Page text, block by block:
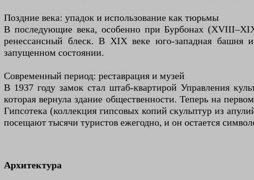
Поздние века: упадок и использование как тюрьмы
В последующие века, особенно при Бурбонах
ренессансный блеск. В XIX веке юго-западная башня
запущенном состоянии.
Современный период: реставрация и музей
В 1937 году замок стал штаб-квартирой Управления
которая вернула здание общественности. Теперь на
Гипсотека (коллекция гипсовых копий скульптур из
посещают тысячи туристов ежегодно, и он остается
Архитектура